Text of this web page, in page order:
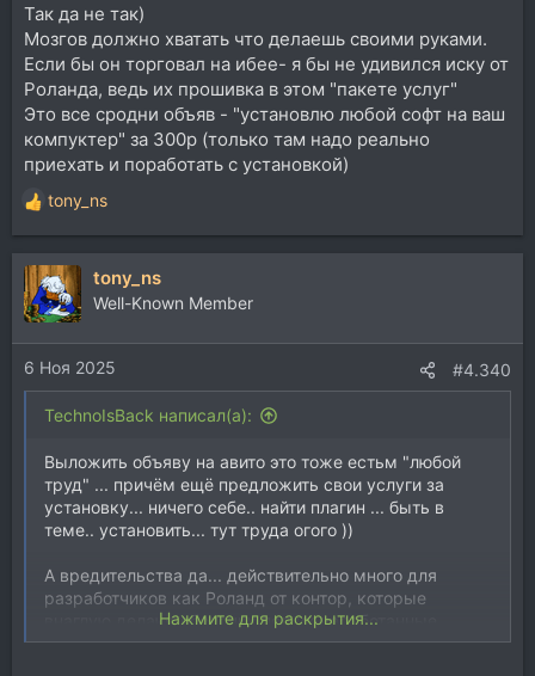
Так да не так)
Мозгов должно хватать что делаешь своими руками.
Если бы он торговал на ибее- я бы не удивился иску от
Роланда, ведь их прошивка в этом "пакете услуг"
Это все сродни объяв - "установлю любой софт на ваш
компуктер" за 300р (только там надо реально
приехать и поработать с установкой)
Р
е
а
к
ц
и
и
:
tony_ns
tony_ns
Well-Known Member
6 Ноя 2025 #4.340
TechnoIsBack написал(а):
Выложить объяву на авито это тоже естьм "любой
труд" ... причём ещё предложить свои услуги за
установку... ничего себе.. найти плагин ... быть в
теме.. установить... тут труда огого ))
А вредительства да... действительно много для
разработчиков как Роланд от контор, которые
внаглую делают оболочку под их наработанные
прошивки алгоритмов синтеза. Как бы они там это
Нажмите для раскрытия...